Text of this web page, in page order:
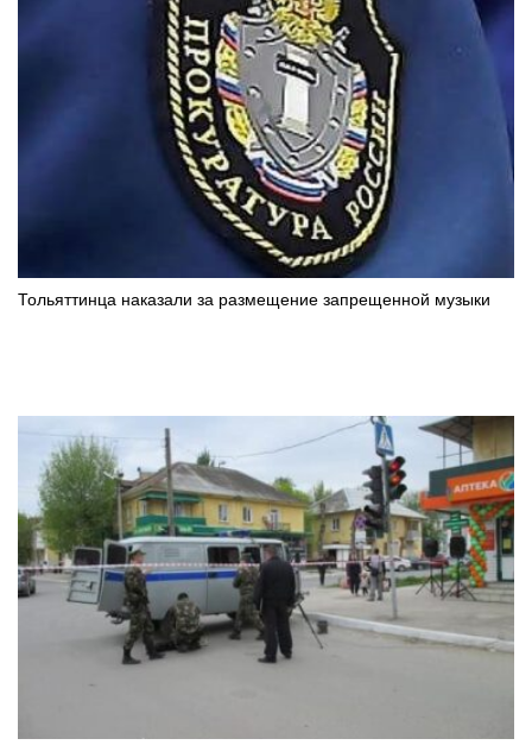
Тольяттинца наказали за размещение запрещенной музыки